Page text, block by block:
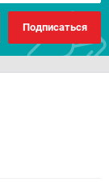
Подписаться